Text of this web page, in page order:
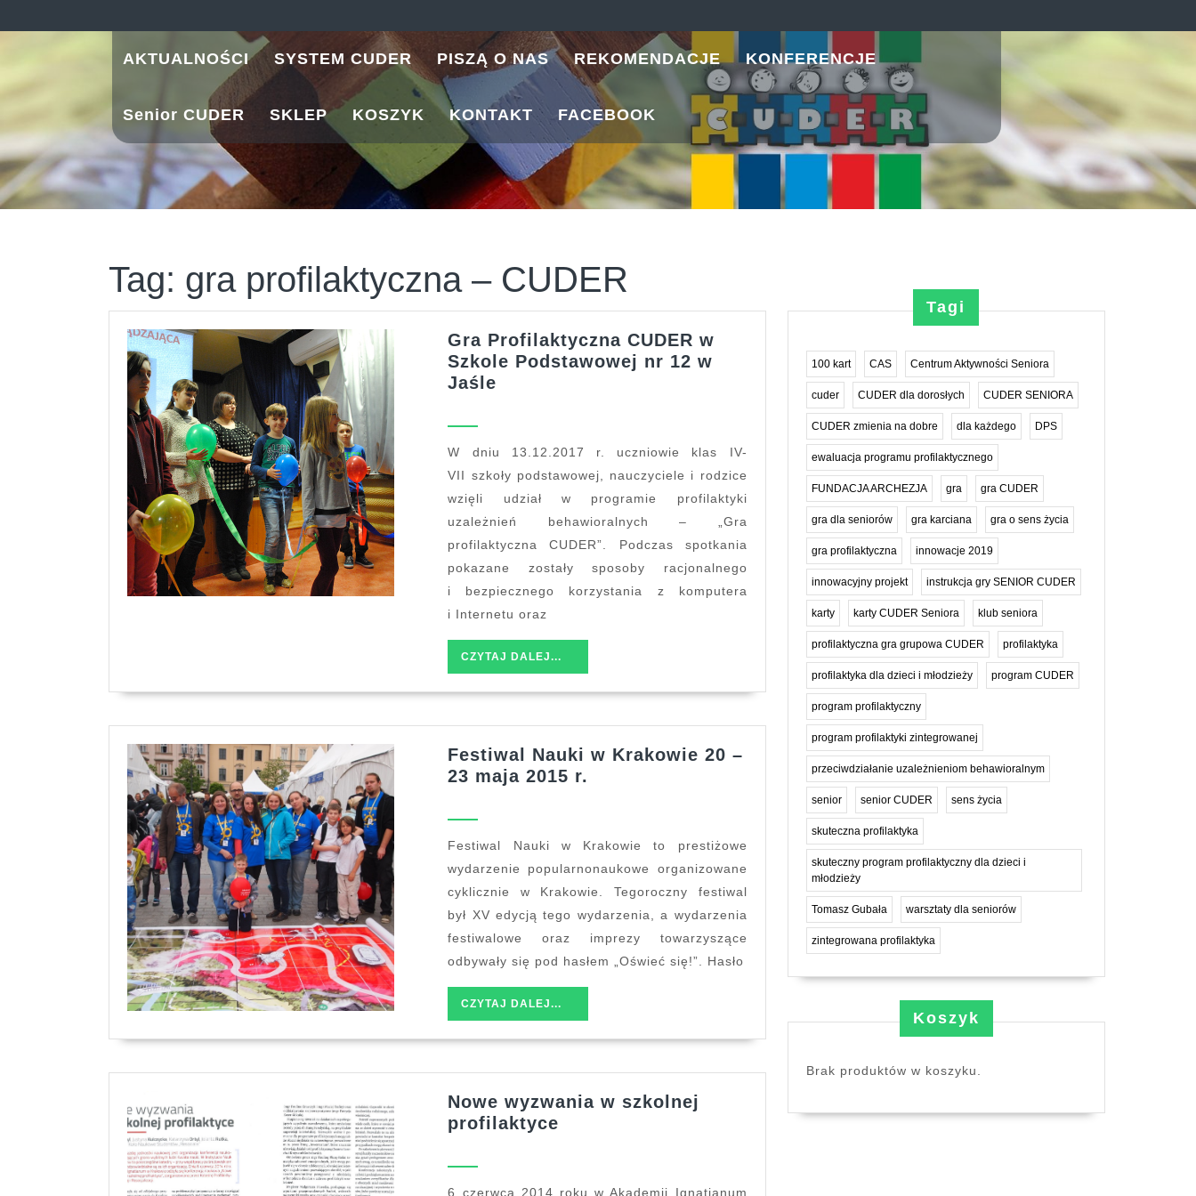
AKTUALNOŚCI SYSTEM CUDER PISZĄ O NAS REKOMENDACJE KONFERENCJE
Senior CUDER SKLEP KOSZYK KONTAKT FACEBOOK
Tag: gra profilaktyczna – CUDER
Gra Profilaktyczna CUDER w
Szkole Podstawowej nr 12 w
Jaśle
w
Szkole
Podstawowej
12
w
Jaśle
W dniu 13.12.2017 r. uczniowie klas IV-
VII szkoły podstawowej, nauczyciele i rodzice
wzięli udział w programie profilaktyki
uzależnień behawioralnych – „Gra
profilaktyczna CUDER”. Podczas spotkania
pokazane zostały sposoby racjonalnego
i bezpiecznego korzystania z komputera
i Internetu oraz
CZYTAJ DALEJ...
DALEJ...
Festiwal Nauki w Krakowie 20 –
23 maja 2015 r.
Krakowie
maja
2015
r.
Festiwal Nauki w Krakowie to prestiżowe
wydarzenie popularnonaukowe organizowane
cyklicznie w Krakowie. Tegoroczny festiwal
był XV edycją tego wydarzenia, a wydarzenia
festiwalowe oraz imprezy towarzyszące
odbywały się pod hasłem „Oświeć się!”. Hasło
CZYTAJ DALEJ...
DALEJ...
Nowe wyzwania w szkolnej
profilaktyce
szkolnej
6 czerwca 2014 roku w Akademii Ignatianum
Tagi
100 kart CAS Centrum Aktywności Seniora
cuder CUDER dla dorosłych CUDER SENIORA
CUDER zmienia na dobre dla każdego DPS
ewaluacja programu profilaktycznego
FUNDACJA ARCHEZJA gra gra CUDER
gra dla seniorów gra karciana gra o sens życia
gra profilaktyczna innowacje 2019
innowacyjny projekt instrukcja gry SENIOR CUDER
karty karty CUDER Seniora klub seniora
profilaktyczna gra grupowa CUDER profilaktyka
profilaktyka dla dzieci i młodzieży program CUDER
program profilaktyczny
program profilaktyki zintegrowanej
przeciwdziałanie uzależnieniom behawioralnym
senior senior CUDER sens życia
skuteczna profilaktyka
skuteczny program profilaktyczny dla dzieci i
młodzieży
Tomasz Gubała warsztaty dla seniorów
zintegrowana profilaktyka
Koszyk
Brak produktów w koszyku.